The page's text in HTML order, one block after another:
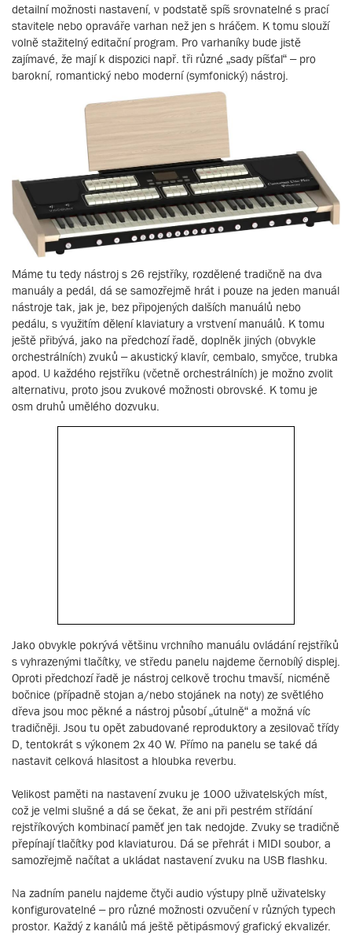
detailní možnosti nastavení, v podstatě spíš srovnatelné s prací
stavitele nebo opraváře varhan než jen s hráčem. K tomu slouží
volně stažitelný editační program. Pro varhaníky bude jistě
zajímavé, že mají k dispozici např. tři různé „sady píšťal“ – pro
barokní, romantický nebo moderní (symfonický) nástroj.
Máme tu tedy nástroj s 26 rejstříky, rozdělené tradičně na dva
manuály a pedál, dá se samozřejmě hrát i pouze na jeden manuál
nástroje tak, jak je, bez připojených dalších manuálů nebo
pedálu, s využitím dělení klaviatury a vrstvení manuálů. K tomu
ještě přibývá, jako na předchozí řadě, doplněk jiných (obvykle
orchestrálních) zvuků – akustický klavír, cembalo, smyčce, trubka
apod. U každého rejstříku (včetně orchestrálních) je možno zvolit
alternativu, proto jsou zvukové možnosti obrovské. K tomu je
osm druhů umělého dozvuku.
Jako obvykle pokrývá většinu vrchního manuálu ovládání rejstříků
s vyhrazenými tlačítky, ve středu panelu najdeme černobílý displej.
Oproti předchozí řadě je nástroj celkově trochu tmavší, nicméně
bočnice (případně stojan a/nebo stojánek na noty) ze světlého
dřeva jsou moc pěkné a nástroj působí „útulně“ a možná víc
tradičněji. Jsou tu opět zabudované reproduktory a zesilovač třídy
D, tentokrát s výkonem 2x 40 W. Přímo na panelu se také dá
nastavit celková hlasitost a hloubka reverbu.
Velikost paměti na nastavení zvuku je 1000 uživatelských míst,
což je velmi slušné a dá se čekat, že ani při pestrém střídání
rejstříkových kombinací paměť jen tak nedojde. Zvuky se tradičně
přepínají tlačítky pod klaviaturou. Dá se přehrát i MIDI soubor, a
samozřejmě načítat a ukládat nastavení zvuku na USB flashku.
Na zadním panelu najdeme čtyči audio výstupy plně uživatelsky
konfigurovatelné – pro různé možnosti ozvučení v různých typech
prostor. Každý z kanálů má ještě pětipásmový grafický ekvalizér.